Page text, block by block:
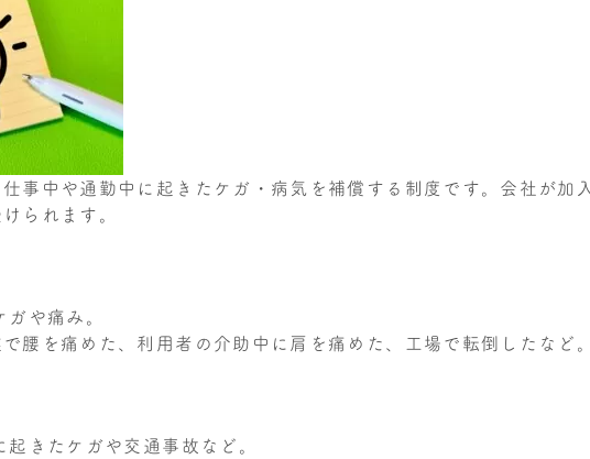
事中や通勤中に起きたケガ・病気を補償する制度です。会社が加
られます。
や痛み。
腰を痛めた、利用者の介助中に肩を痛めた、工場で転倒したなど。
きたケガや交通事故など。